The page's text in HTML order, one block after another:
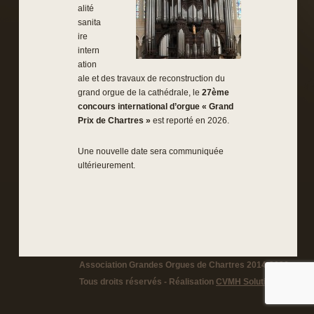
alité
sanita
ire
intern
ation
ale et des travaux de reconstruction du
grand orgue de la cathédrale, le 27ème
concours international d’orgue « Grand
Prix de Chartres » est reporté en 2026.
Une nouvelle date sera communiquée
ultérieurement.
Association Grandes Orgues de Chartres 2014-2026 -
Tous droits réservés - Réalisation CVMH Solutions